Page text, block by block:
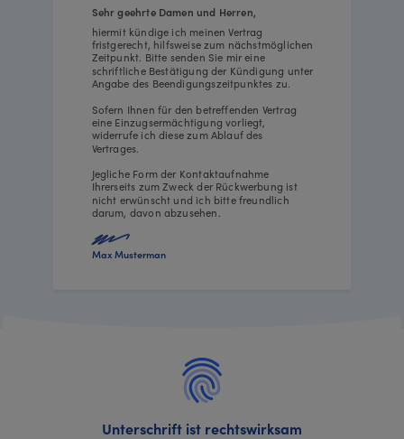
hiermit kündige ich meinen Vertrag
fristgerecht, hilfsweise zum nächstmöglichen
Zeitpunkt. Bitte senden Sie mir eine
schriftliche Bestätigung der Kündigung unter
Angabe des Beendigungszeitpunktes zu.
Sofern Ihnen für den betreffenden Vertrag
eine Einzugsermächtigung vorliegt,
widerrufe ich diese zum Ablauf des
Vertrages.
Jegliche Form der Kontaktaufnahme
Ihrerseits zum Zweck der Rückwerbung ist
nicht erwünscht und ich bitte freundlich
darum, davon abzusehen.
Sehr geehrte Damen und Herren,
Max Musterman
Unterschrift ist rechtswirksam